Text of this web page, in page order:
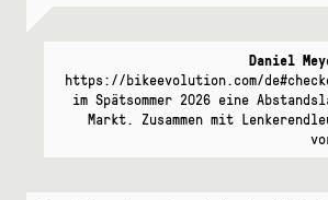
Daniel
https://bikeevolution.com/
im Spätsommer 2026 eine
Markt. Zusammen mit